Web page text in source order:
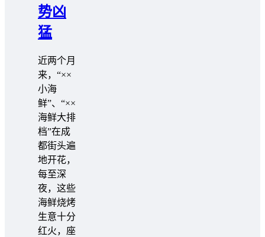
势凶
猛
近两个月
来，“××
小海
鲜”、“××
海鲜大排
档”在成
都街头遍
地开花，
每至深
夜，这些
海鲜烧烤
生意十分
红火，座